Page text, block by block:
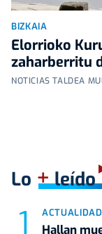
BIZKAIA
Elorrioko
zaharberritu
NOTICIAS TALDEA
Lo +leído
ACTUALIDAD
Hallan